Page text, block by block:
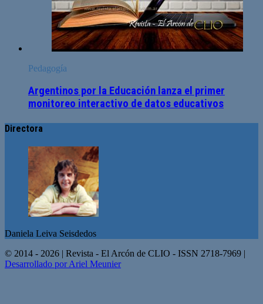
Pedagogía
Argentinos por la Educación lanza el primer
monitoreo interactivo de datos educativos
Directora
Daniela Leiva Seisdedos
© 2014 - 2026 | Revista - El Arcón de CLIO - ISSN 2718-7969 |
Desarrollado por Ariel Meunier